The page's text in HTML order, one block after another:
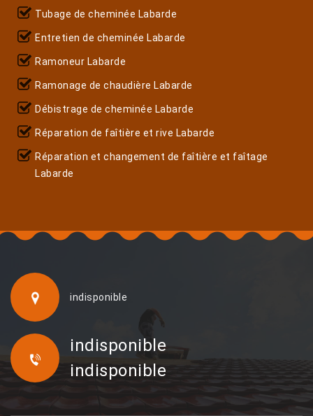
Tubage de cheminée Labarde
Entretien de cheminée Labarde
Ramoneur Labarde
Ramonage de chaudière Labarde
Débistrage de cheminée Labarde
Réparation de faîtière et rive Labarde
Réparation et changement de faîtière et faîtage
Labarde
indisponible
indisponible
indisponible